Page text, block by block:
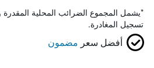
*يشمل المجموع الضرائب المحلية
تسجيل المغادرة.
أفضل سعر مضمون